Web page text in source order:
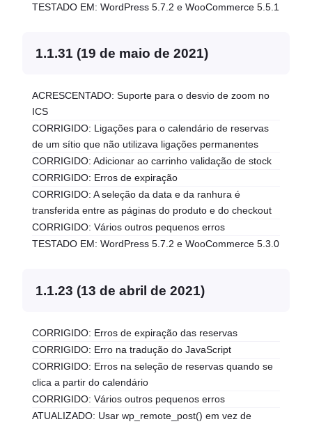
TESTADO EM: WordPress 5.7.2 e WooCommerce 5.5.1
1.1.31 (19 de maio de 2021)
ACRESCENTADO: Suporte para o desvio de zoom no
ICS
CORRIGIDO: Ligações para o calendário de reservas
de um sítio que não utilizava ligações permanentes
CORRIGIDO: Adicionar ao carrinho validação de stock
CORRIGIDO: Erros de expiração
CORRIGIDO: A seleção da data e da ranhura é
transferida entre as páginas do produto e do checkout
CORRIGIDO: Vários outros pequenos erros
TESTADO EM: WordPress 5.7.2 e WooCommerce 5.3.0
1.1.23 (13 de abril de 2021)
CORRIGIDO: Erros de expiração das reservas
CORRIGIDO: Erro na tradução do JavaScript
CORRIGIDO: Erros na seleção de reservas quando se
clica a partir do calendário
CORRIGIDO: Vários outros pequenos erros
ATUALIZADO: Usar wp_remote_post() em vez de